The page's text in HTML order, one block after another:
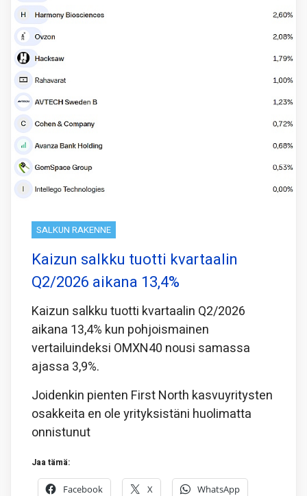
SALKUN RAKENNE
Kaizun salkku tuotti kvartaalin
Q2/2026 aikana 13,4%
Kaizun salkku tuotti kvartaalin Q2/2026
aikana 13,4% kun pohjoismainen
vertailuindeksi OMXN40 nousi samassa
ajassa 3,9%.
Joidenkin pienten First North kasvuyritysten
osakkeita en ole yrityksistäni huolimatta
onnistunut
Jaa tämä:
Facebook X WhatsApp